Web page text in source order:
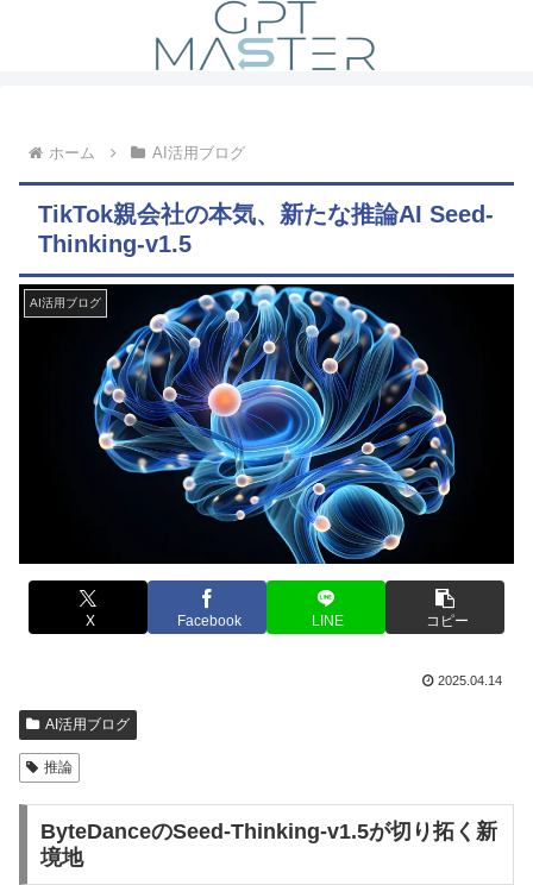
ホーム AI活用ブログ
TikTok親会社の本気、新たな推論AI Seed-
Thinking-v1.5
AI活用ブログ
X Facebook LINE コピー
2025.04.14
AI活用ブログ
推論
ByteDanceのSeed-Thinking-v1.5が切り拓く新
境地